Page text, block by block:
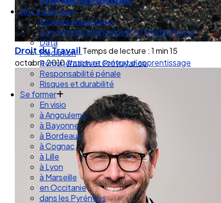
Droit des Associations
Nos expertises
Avocats enquêteurs
Conduite du changement et Restructuring
Data
Médiation
Rémunération et Prévoyance
Responsabilité pénale
Risques et durabilité
Se former
En visio
à Angouleme
à Bayonne
à Bordeaux
à Cognac
à Lille
à Lyon
à Marseille
en Occitanie
Droit du Travail Temps de lecture : 1 min15
octobre 2010#rupture contrat d'apprentissage